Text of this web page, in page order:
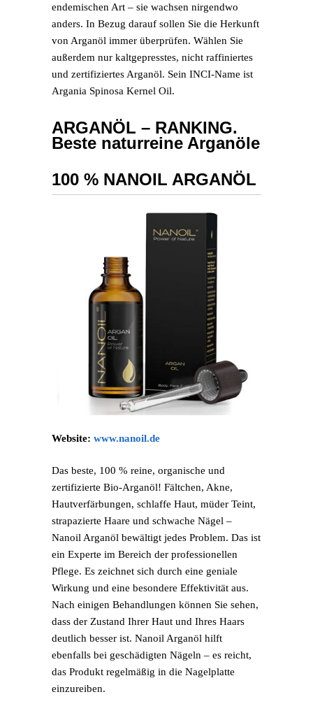
endemischen Art – sie wachsen nirgendwo
anders. In Bezug darauf sollen Sie die Herkunft
von Arganöl immer überprüfen. Wählen Sie
außerdem nur kaltgepresstes, nicht raffiniertes
und zertifiziertes Arganöl. Sein INCI-Name ist
Argania Spinosa Kernel Oil.
ARGANÖL – RANKING.
Beste naturreine Arganöle
100 % NANOIL ARGANÖL
Website: www.nanoil.de
Das beste, 100 % reine, organische und
zertifizierte Bio-Arganöl! Fältchen, Akne,
Hautverfärbungen, schlaffe Haut, müder Teint,
strapazierte Haare und schwache Nägel –
Nanoil Arganöl bewältigt jedes Problem. Das ist
ein Experte im Bereich der professionellen
Pflege. Es zeichnet sich durch eine geniale
Wirkung und eine besondere Effektivität aus.
Nach einigen Behandlungen können Sie sehen,
dass der Zustand Ihrer Haut und Ihres Haars
deutlich besser ist. Nanoil Arganöl hilft
ebenfalls bei geschädigten Nägeln – es reicht,
das Produkt regelmäßig in die Nagelplatte
einzureiben.